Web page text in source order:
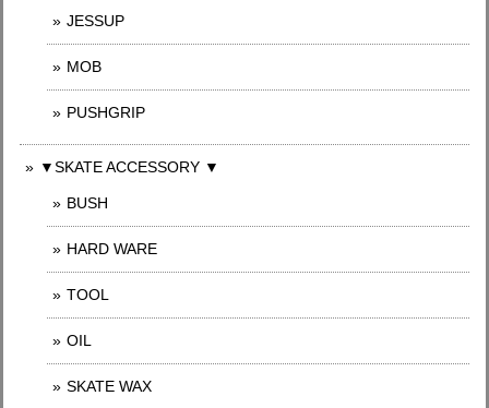
JESSUP
MOB
PUSHGRIP
▼SKATE ACCESSORY ▼
BUSH
HARD WARE
TOOL
OIL
SKATE WAX